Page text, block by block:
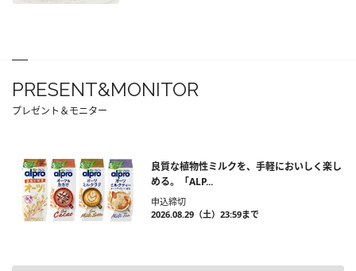
PRESENT&MONITOR
プレゼント＆モニター
良質な植物性ミルクを、手軽においしく楽し
める。「ALP...
申込締切
2026.08.29（土）23:59まで